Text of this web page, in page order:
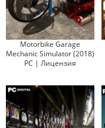
Motorbike Garage
Mechanic Simulator (2018)
PC | Лицензия